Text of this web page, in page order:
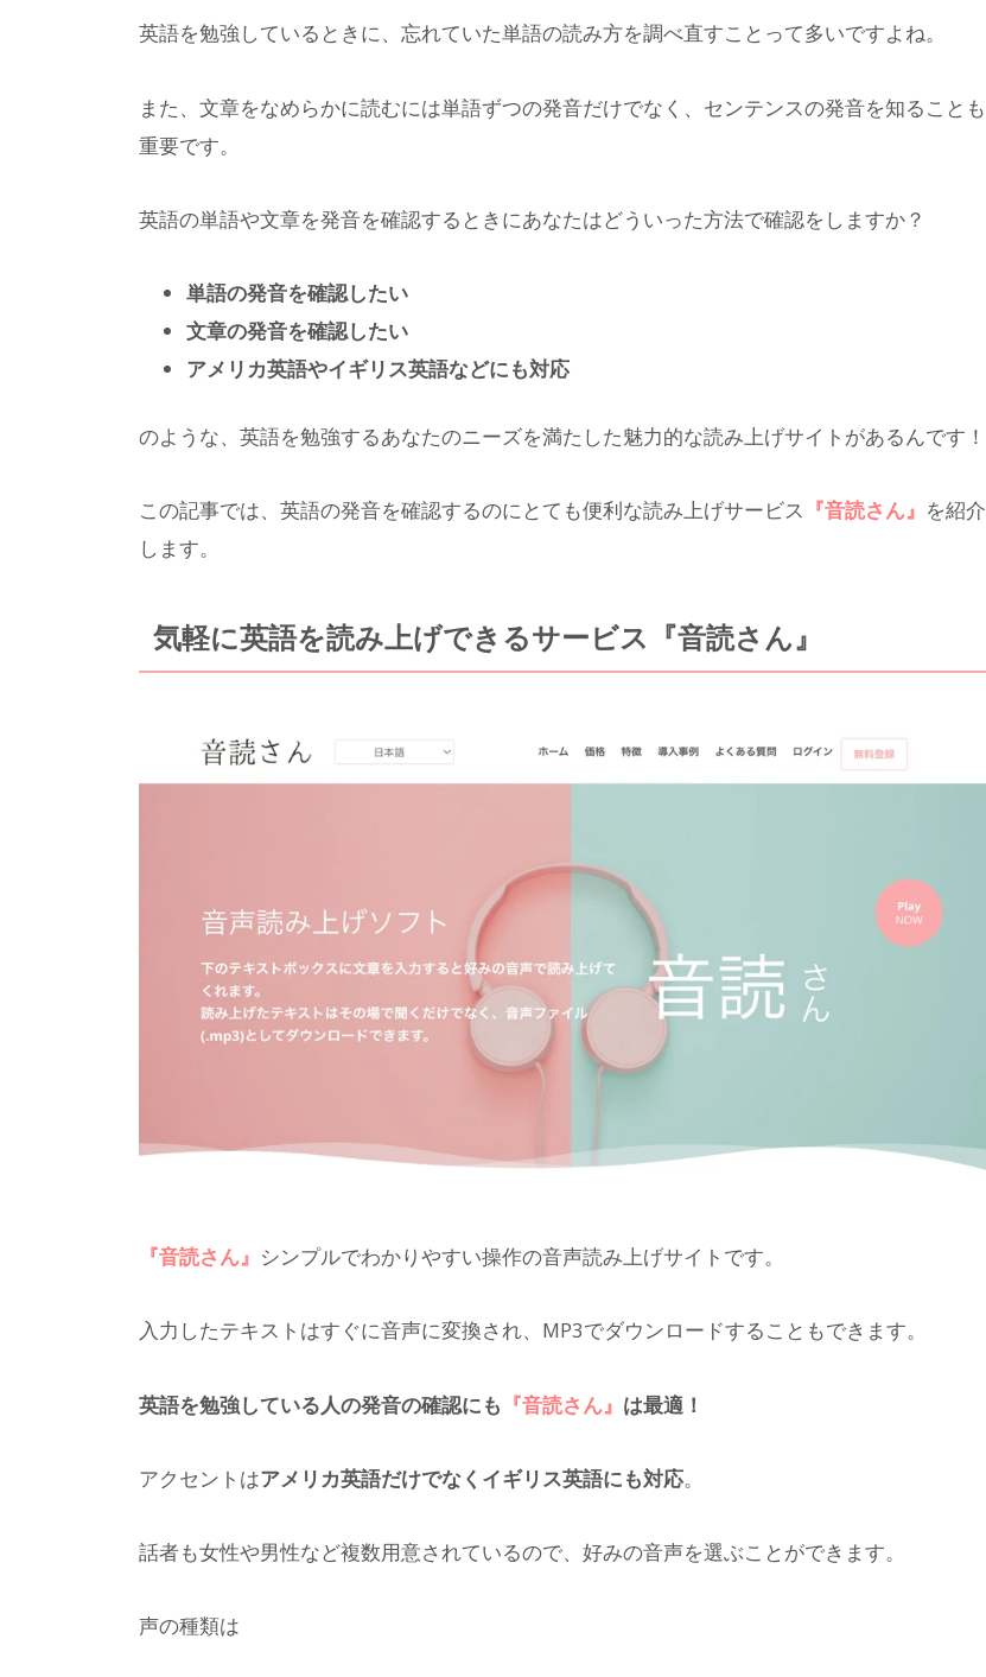
英語を勉強しているときに、忘れていた単語の読み方を調べ直すことって多いですよね。
また、文章をなめらかに読むには単語ずつの発音だけでなく、センテンスの発音を知ることも
重要です。
英語の単語や文章を発音を確認するときにあなたはどういった方法で確認をしますか？
単語の発音を確認したい
文章の発音を確認したい
アメリカ英語やイギリス英語などにも対応
のような、英語を勉強するあなたのニーズを満たした魅力的な読み上げサイトがあるんです！
この記事では、英語の発音を確認するのにとても便利な読み上げサービス 『音読さん』 を紹介
します。
気軽に英語を読み上げできるサービス『音読さん』
『音読さん』 シンプルでわかりやすい操作の音声読み上げサイトです。
入力したテキストはすぐに音声に変換され、MP3でダウンロードすることもできます。
英語を勉強している人の発音の確認にも 『音読さん』 は最適！
アクセントはアメリカ英語だけでなくイギリス英語にも対応。
話者も女性や男性など複数用意されているので、好みの音声を選ぶことができます。
声の種類は